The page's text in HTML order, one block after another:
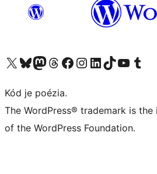
Navštívte náš účet na X (predtým Twitter)
Navštívte náš účet na platforme Bluesky
Navštívte náš účet na Mastodone
Navštívte náš účet na platforme Threads
Navštívte našu stránku na Facebooku
Navštívte náš účet Instagram
Navštívte náš účet LinkedIn
Navštívte náš účet na platforme TikTok
Navštívte náš kanál
Navštívte náš účet na
Kód je poézia.
The WordPress® trademark is
of the WordPress Foundation.